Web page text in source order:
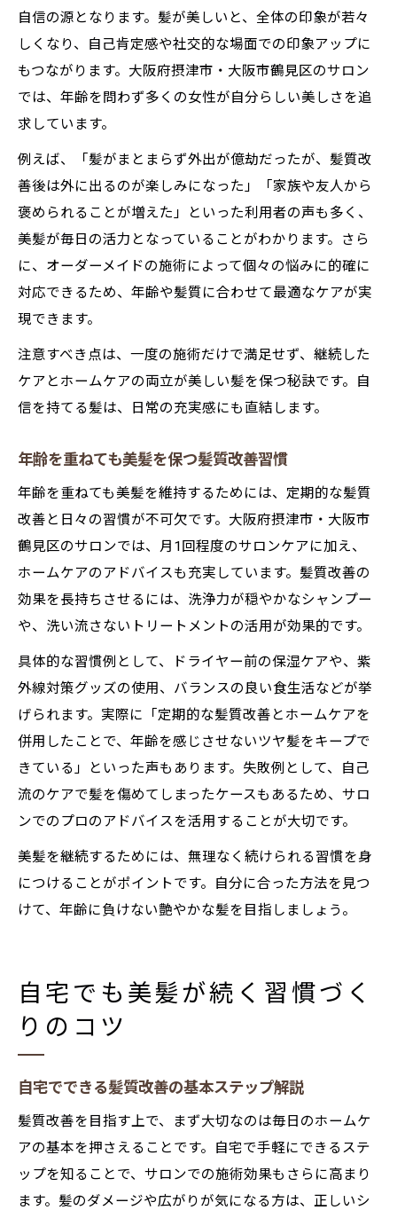
自信の源となります。髪が美しいと、全体の印象が若々
しくなり、自己肯定感や社交的な場面での印象アップに
もつながります。大阪府摂津市・大阪市鶴見区のサロン
では、年齢を問わず多くの女性が自分らしい美しさを追
求しています。
例えば、「髪がまとまらず外出が億劫だったが、髪質改
善後は外に出るのが楽しみになった」「家族や友人から
褒められることが増えた」といった利用者の声も多く、
美髪が毎日の活力となっていることがわかります。さら
に、オーダーメイドの施術によって個々の悩みに的確に
対応できるため、年齢や髪質に合わせて最適なケアが実
現できます。
注意すべき点は、一度の施術だけで満足せず、継続した
ケアとホームケアの両立が美しい髪を保つ秘訣です。自
信を持てる髪は、日常の充実感にも直結します。
年齢を重ねても美髪を保つ髪質改善習慣
年齢を重ねても美髪を維持するためには、定期的な髪質
改善と日々の習慣が不可欠です。大阪府摂津市・大阪市
鶴見区のサロンでは、月1回程度のサロンケアに加え、
ホームケアのアドバイスも充実しています。髪質改善の
効果を長持ちさせるには、洗浄力が穏やかなシャンプー
や、洗い流さないトリートメントの活用が効果的です。
具体的な習慣例として、ドライヤー前の保湿ケアや、紫
外線対策グッズの使用、バランスの良い食生活などが挙
げられます。実際に「定期的な髪質改善とホームケアを
併用したことで、年齢を感じさせないツヤ髪をキープで
きている」といった声もあります。失敗例として、自己
流のケアで髪を傷めてしまったケースもあるため、サロ
ンでのプロのアドバイスを活用することが大切です。
美髪を継続するためには、無理なく続けられる習慣を身
につけることがポイントです。自分に合った方法を見つ
けて、年齢に負けない艶やかな髪を目指しましょう。
自宅でも美髪が続く習慣づく
りのコツ
自宅でできる髪質改善の基本ステップ解説
髪質改善を目指す上で、まず大切なのは毎日のホームケ
アの基本を押さえることです。自宅で手軽にできるステ
ップを知ることで、サロンでの施術効果もさらに高まり
ます。髪のダメージや広がりが気になる方は、正しいシ